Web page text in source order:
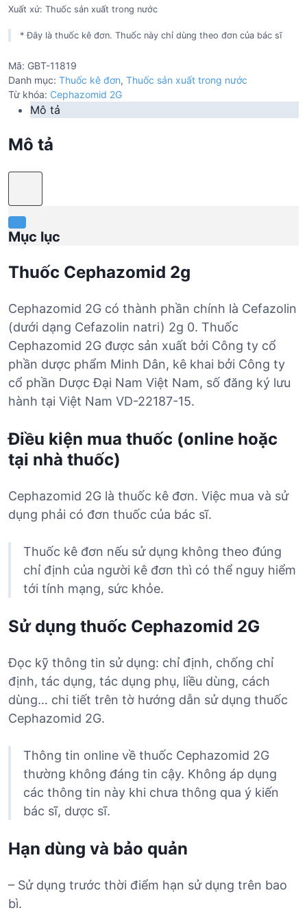
Xuất xứ: Thuốc sản xuất trong nước
* Đây là thuốc kê đơn. Thuốc này chỉ dùng theo đơn của bác sĩ
Mã: GBT-11819
Danh mục: Thuốc kê đơn, Thuốc sản xuất trong nước
Từ khóa: Cephazomid 2G
Mô tả
Mô tả
Mục lục
Thuốc Cephazomid 2g
Cephazomid 2G có thành phần chính là Cefazolin
(dưới dạng Cefazolin natri) 2g 0. Thuốc
Cephazomid 2G được sản xuất bởi Công ty cổ
phần dược phẩm Minh Dân, kê khai bởi Công ty
cổ phần Dược Đại Nam Việt Nam, số đăng ký lưu
hành tại Việt Nam VD-22187-15.
Điều kiện mua thuốc (online hoặc
tại nhà thuốc)
Cephazomid 2G là thuốc kê đơn. Việc mua và sử
dụng phải có đơn thuốc của bác sĩ.
Thuốc kê đơn nếu sử dụng không theo đúng
chỉ định của người kê đơn thì có thể nguy hiểm
tới tính mạng, sức khỏe.
Sử dụng thuốc Cephazomid 2G
Đọc kỹ thông tin sử dụng: chỉ định, chống chỉ
định, tác dụng, tác dụng phụ, liều dùng, cách
dùng… chi tiết trên tờ hướng dẫn sử dụng thuốc
Cephazomid 2G.
Thông tin online về thuốc Cephazomid 2G
thường không đáng tin cậy. Không áp dụng
các thông tin này khi chưa thông qua ý kiến
bác sĩ, dược sĩ.
Hạn dùng và bảo quản
– Sử dụng trước thời điểm hạn sử dụng trên bao
bì.